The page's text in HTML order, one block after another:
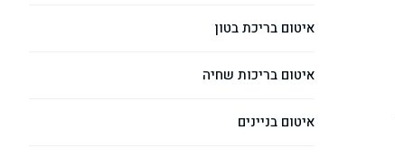
איטום בריכת בטון
איטום בריכות שחיה
איטום בניינים